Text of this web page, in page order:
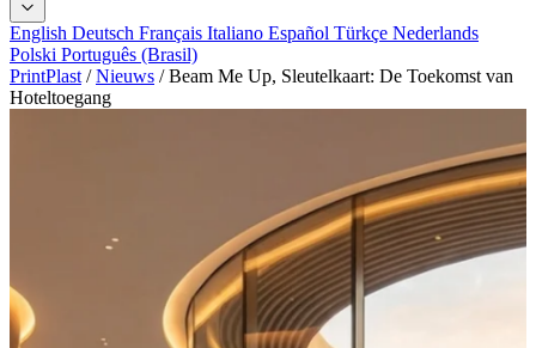
English Deutsch Français Italiano Español Türkçe Nederlands
Polski Português (Brasil)
PrintPlast / Nieuws / Beam Me Up, Sleutelkaart: De Toekomst van
Hoteltoegang